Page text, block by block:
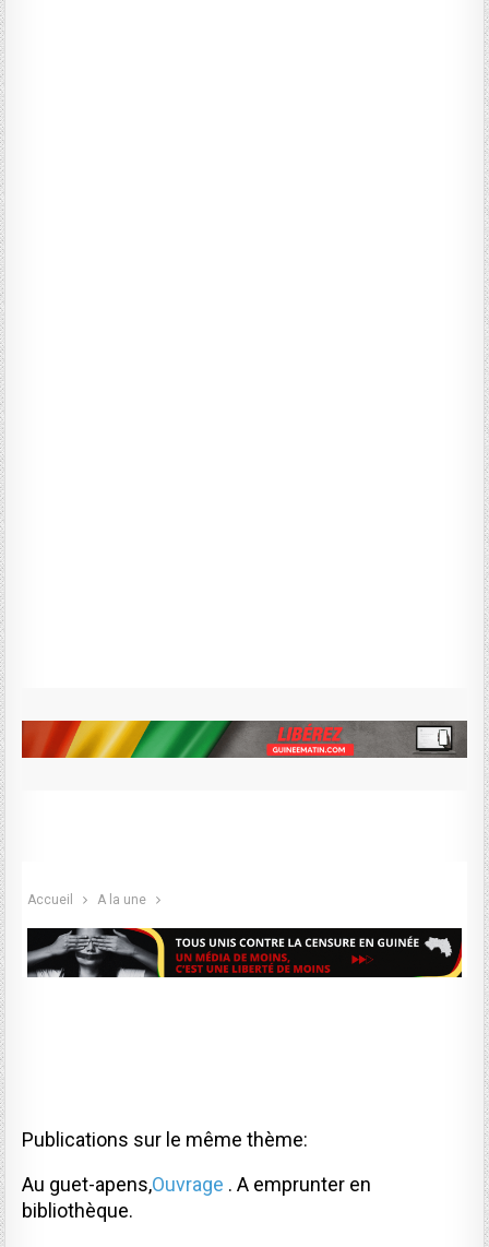
Accueil A la une
Publications sur le même thème:
Au guet-apens,Ouvrage . A emprunter en
bibliothèque.